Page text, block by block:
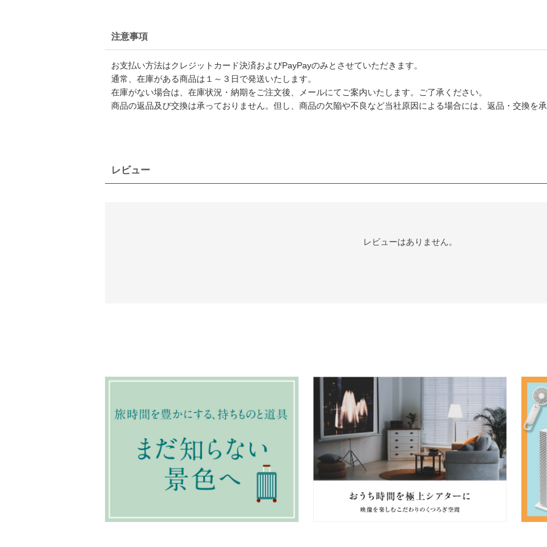
注意事項
お支払い方法はクレジットカード決済およびPayPayのみとさせていただきます。
通常、在庫がある商品は１～３日で発送いたします。
在庫がない場合は、在庫状況・納期をご注文後、メールにてご案内いたします。ご了承ください。
商品の返品及び交換は承っておりません。但し、商品の欠陥や不良など当社原因による場合には、返品・交換を
レビュー
レビューはありません。